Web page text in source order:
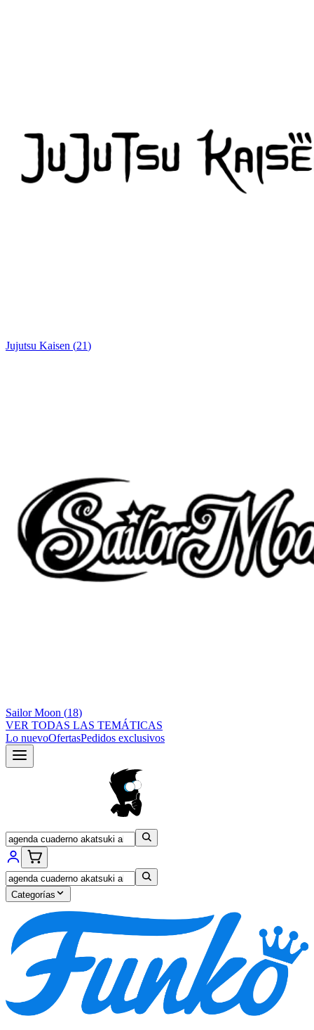
Jujutsu Kaisen (21)
Sailor Moon (18)
VER TODAS LAS TEMÁTICAS
Lo nuevoOfertasPedidos exclusivos
Categorías